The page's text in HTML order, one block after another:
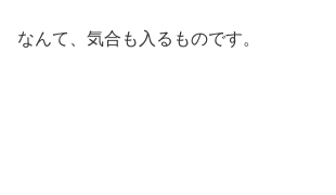
なんて、気合も入るものです。